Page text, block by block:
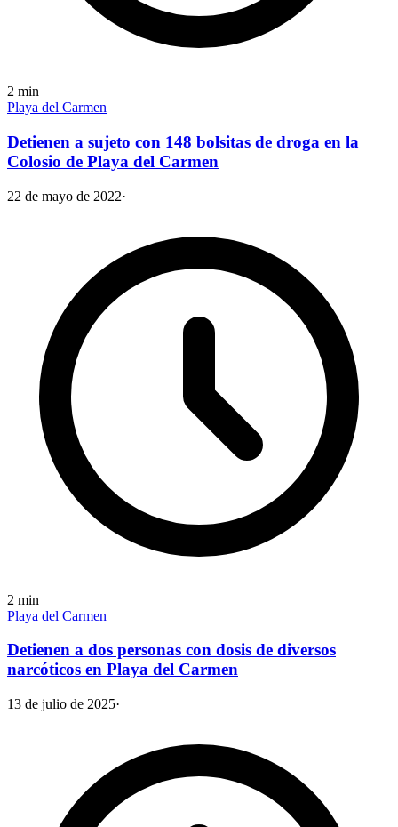
2 min
Playa del Carmen
Detienen a sujeto con 148 bolsitas de droga en la
Colosio de Playa del Carmen
22 de mayo de 2022·
2 min
Playa del Carmen
Detienen a dos personas con dosis de diversos
narcóticos en Playa del Carmen
13 de julio de 2025·